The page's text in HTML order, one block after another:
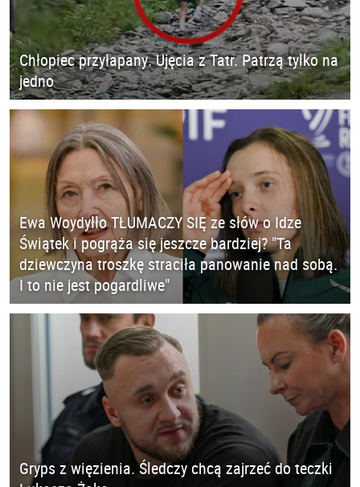
Chłopiec przyłapany. Ujęcia z Tatr. Patrzą tylko na
jedno
Ewa Woydyłło TŁUMACZY SIĘ ze słów o Idze
Świątek i pogrąża się jeszcze bardziej? "Ta
dziewczyna troszkę straciła panowanie nad sobą.
I to nie jest pogardliwe"
Gryps z więzienia. Śledczy chcą zajrzeć do teczki